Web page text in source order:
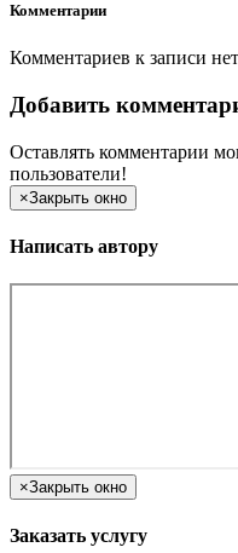
Комментарии
Комментариев к записи
Добавить
Оставлять комментарии
пользователи!
×Закрыть окно
Написать автору
×Закрыть окно
Заказать услугу